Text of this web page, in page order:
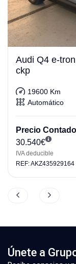
Audi Q4 e-
ckp
19600 Km
Automático
Precio Contado
30.540€
IVA deducible
REF: AKZ435929164
Únete a